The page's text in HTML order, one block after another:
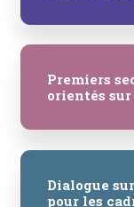
Premiers
orientés sur
Dialogue
pour les